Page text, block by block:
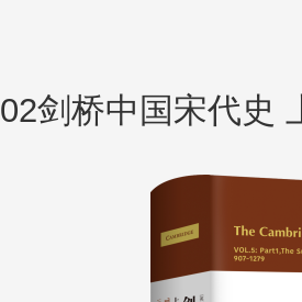
02剑桥中国宋代史